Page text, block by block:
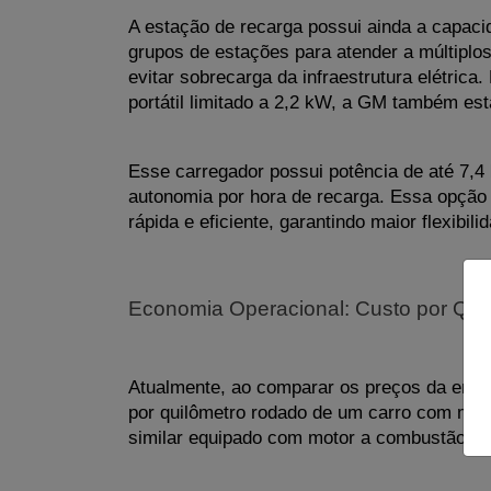
A estação de recarga possui ainda a
grupos de estações para atender a
evitar sobrecarga da infraestrutura
portátil limitado a 2,2 kW, a GM também
Esse carregador possui potência de até
autonomia por hora de recarga. Essa
rápida e eficiente, garantindo maior
Economia Operacional: Custo por
Atualmente, ao comparar os preços da
por quilômetro rodado de um carro com
similar equipado com motor a combustão.